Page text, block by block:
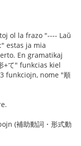
ol la frazo "---- Laŭ
estas ja mia
En gramatikaj
+て" funkcias kiel
funkciojn, nome "順
(補助動詞・形式動